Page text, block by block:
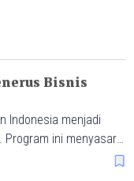
Bisnis
Indonesia menjadi
Program ini menyasar
menghadapi